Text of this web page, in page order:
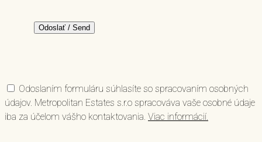
Odoslaním formuláru súhlasíte so spracovaním osobných
údajov. Metropolitan Estates s.r.o spracováva vaše osobné údaje
iba za účelom vášho kontaktovania. Viac informácií.